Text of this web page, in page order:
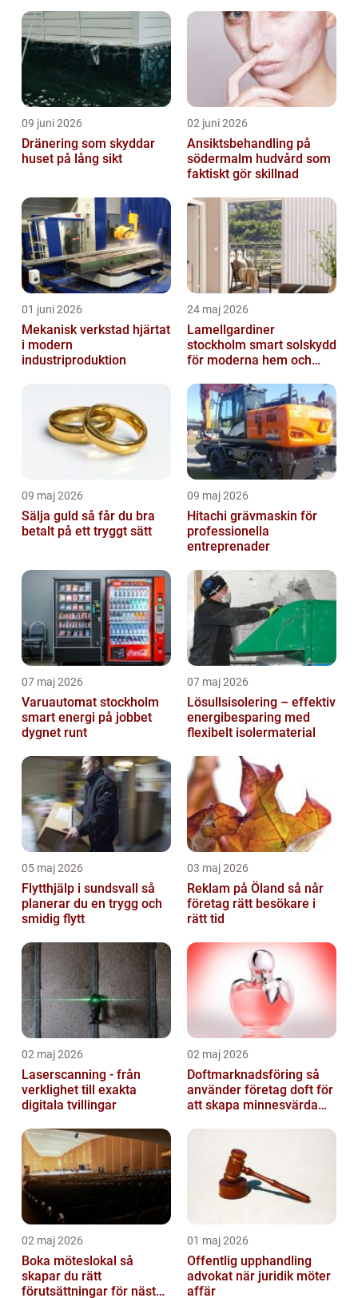
09 juni 2026
Dränering som skyddar
huset på lång sikt
02 juni 2026
Ansiktsbehandling på
södermalm hudvård som
faktiskt gör skillnad
01 juni 2026
Mekanisk verkstad hjärtat
i modern
industriproduktion
24 maj 2026
Lamellgardiner
stockholm smart solskydd
för moderna hem och
09 maj 2026
Sälja guld så får du bra
betalt på ett tryggt sätt
09 maj 2026
Hitachi grävmaskin för
professionella
entreprenader
07 maj 2026
Varuautomat stockholm
smart energi på jobbet
dygnet runt
07 maj 2026
Lösullsisolering – effektiv
energibesparing med
flexibelt isolermaterial
05 maj 2026
Flytthjälp i sundsvall så
planerar du en trygg och
smidig flytt
03 maj 2026
Reklam på Öland så når
företag rätt besökare i
rätt tid
02 maj 2026
Laserscanning - från
verklighet till exakta
digitala tvillingar
02 maj 2026
Doftmarknadsföring så
använder företag doft för
att skapa minnesvärda
02 maj 2026
Boka möteslokal så
skapar du rätt
förutsättningar för nästa
01 maj 2026
Offentlig upphandling
advokat när juridik möter
affär